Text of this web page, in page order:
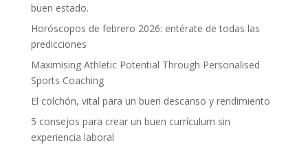
buen estado.
Horóscopos de febrero 2026: entérate de todas las
predicciones
Maximising Athletic Potential Through Personalised
Sports Coaching
El colchón, vital para un buen descanso y rendimiento
5 consejos para crear un buen currículum sin
experiencia laboral